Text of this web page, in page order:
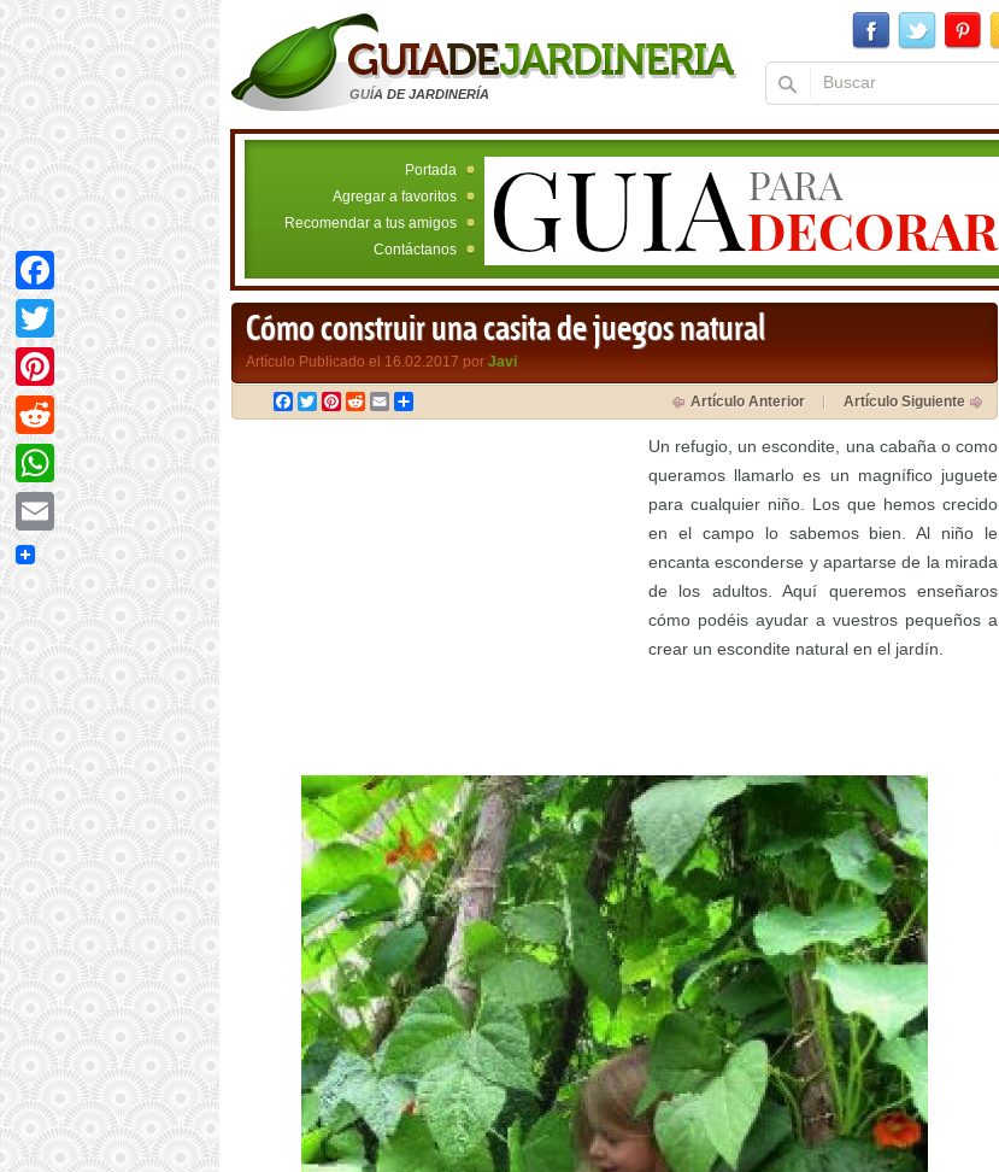
GUÍA DE JARDINERÍA
Portada
Agregar a favoritos
Recomendar a tus amigos
Contáctanos
Cómo construir una casita de juegos natural
Artículo Publicado el 16.02.2017 por Javi
Facebook
TwitterPinterest
RedditEmail Artículo Anterior Artículo Siguiente
Un refugio, un escondite, una cabaña o como
queramos llamarlo es un magnífico juguete
para cualquier niño. Los que hemos crecido
en el campo lo sabemos bien. Al niño le
encanta esconderse y apartarse de la mirada
de los adultos. Aquí queremos enseñaros
cómo podéis ayudar a vuestros pequeños a
crear un escondite natural en el jardín.
Facebook
Twitter
Pinterest
Reddit
WhatsApp
Email